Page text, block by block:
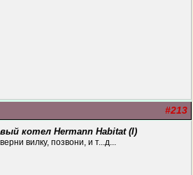
#213
котел Hermann Habitat (I)
вилку, позвони, и т...д...